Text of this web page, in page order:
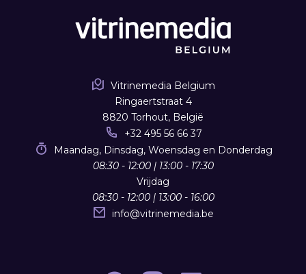
Vitrinemedia Belgium
Ringaertstraat 4
8820 Torhout, België
+32 495 56 66 37
Maandag, Dinsdag, Woensdag en Donderdag
08:30 - 12:00 | 13:00 - 17:30
Vrijdag
08:30 - 12:00 | 13:00 - 16:00
info@vitrinemedia.be